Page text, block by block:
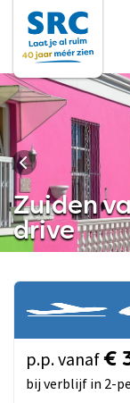
Zuiden
drive
p.p. vanaf€
bij verblijf in 2-